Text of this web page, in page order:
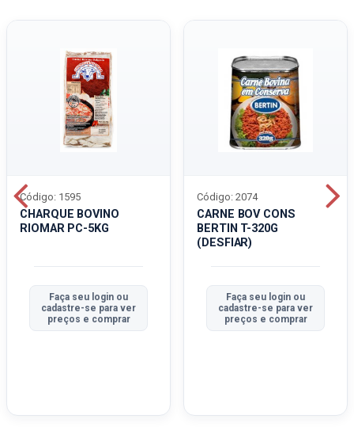
CHARQUE BOVINO
RIOMAR PC-5KG
Código: 1595
Faça seu login ou
cadastre-se para ver
preços e comprar
CARNE BOV CONS
BERTIN T-320G
(DESFIAR)
Código: 2074
Faça seu login ou
cadastre-se para ver
preços e comprar